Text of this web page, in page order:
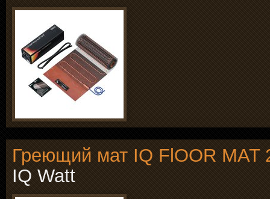
Греющий мат IQ FlOOR MAT
IQ Watt